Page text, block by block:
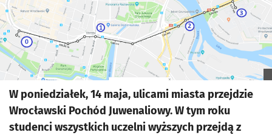
W poniedziałek, 14 maja, ulicami miasta przejdzie
Wrocławski Pochód Juwenaliowy. W tym roku
studenci wszystkich uczelni wyższych przejdą z